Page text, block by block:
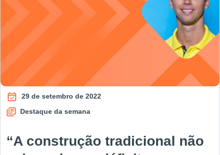
29 de setembro de 2022
Destaque da semana
“A construção tradicional não